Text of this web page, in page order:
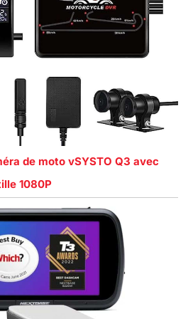
de moto vSYSTO Q3 avec
1080P